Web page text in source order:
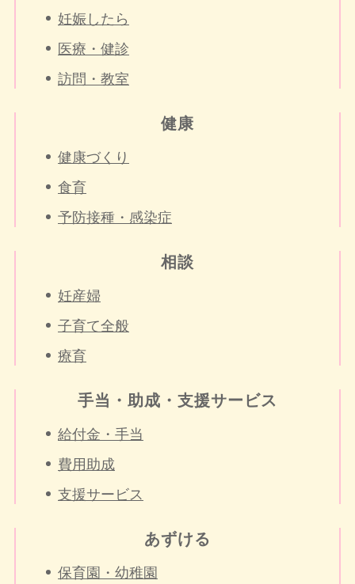
妊娠したら
医療・健診
訪問・教室
健康
健康づくり
食育
予防接種・感染症
相談
妊産婦
子育て全般
療育
手当・助成・支援サービス
給付金・手当
費用助成
支援サービス
あずける
保育園・幼稚園